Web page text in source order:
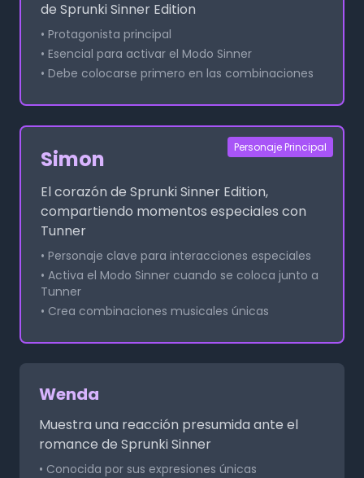
de Sprunki Sinner Edition
• Protagonista principal
• Esencial para activar el Modo Sinner
• Debe colocarse primero en las combinaciones
Personaje Principal
Simon
El corazón de Sprunki Sinner Edition,
compartiendo momentos especiales con
Tunner
• Personaje clave para interacciones especiales
• Activa el Modo Sinner cuando se coloca junto a
Tunner
• Crea combinaciones musicales únicas
Wenda
Muestra una reacción presumida ante el
romance de Sprunki Sinner
• Conocida por sus expresiones únicas